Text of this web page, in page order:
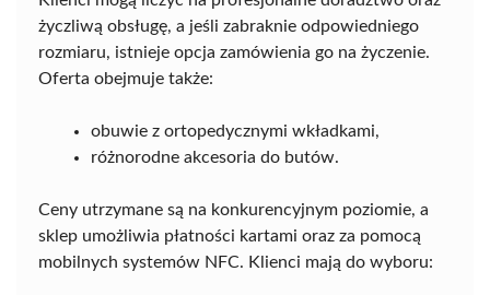
życzliwą obsługę, a jeśli zabraknie odpowiedniego
rozmiaru, istnieje opcja zamówienia go na życzenie.
Oferta obejmuje także:
obuwie z ortopedycznymi wkładkami,
różnorodne akcesoria do butów.
Ceny utrzymane są na konkurencyjnym poziomie, a
sklep umożliwia płatności kartami oraz za pomocą
mobilnych systemów NFC. Klienci mają do wyboru: